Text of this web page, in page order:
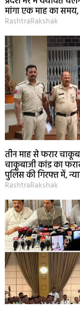
मांगा एक माह का
RashtraRakshak
तीन माह से फरार
चाकूबाजी कांड का
पुलिस की गिरफ्त में,
RashtraRakshak